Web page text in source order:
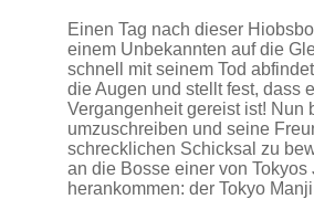
Einen Tag nach dieser
einem Unbekannten auf die
schnell mit seinem Tod
die Augen und stellt fest, dass
Vergangenheit gereist ist! Nun
umzuschreiben und seine
schrecklichen Schicksal zu
an die Bosse einer von
herankommen: der Tokyo